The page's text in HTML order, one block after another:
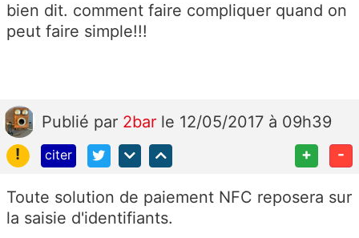
bien dit. comment faire compliquer quand on
peut faire simple!!!
Publié par 2bar le 12/05/2017 à 09h39
!
citer + -
Toute solution de paiement NFC reposera sur
la saisie d'identifiants.